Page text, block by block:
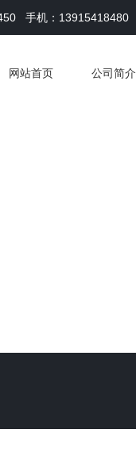
手机：13915418480
网站首页 公司简介